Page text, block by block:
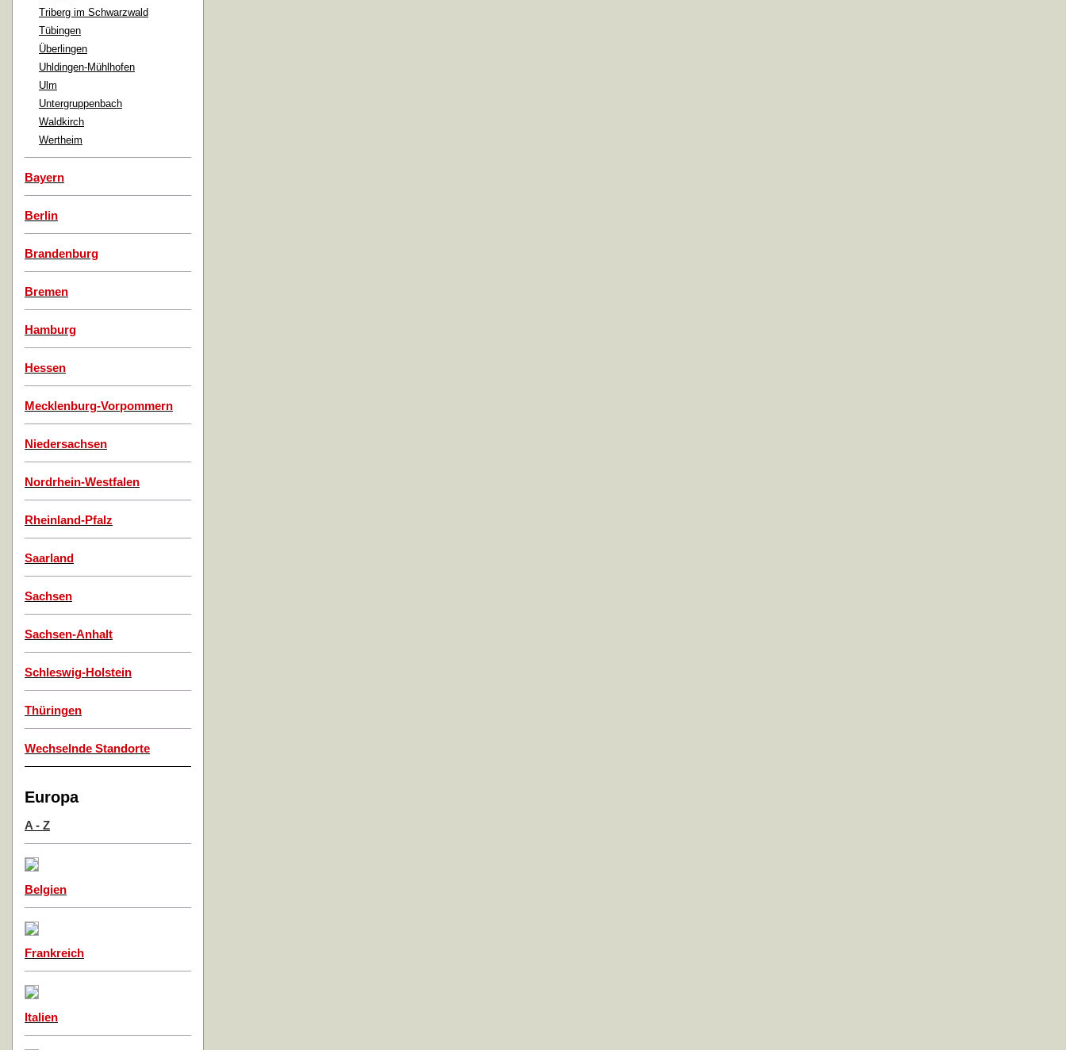
Triberg im Schwarzwald
Tübingen
Überlingen
Uhldingen-Mühlhofen
Ulm
Untergruppenbach
Waldkirch
Wertheim
Bayern
Berlin
Brandenburg
Bremen
Hamburg
Hessen
Mecklenburg-Vorpommern
Niedersachsen
Nordrhein-Westfalen
Rheinland-Pfalz
Saarland
Sachsen
Sachsen-Anhalt
Schleswig-Holstein
Thüringen
Wechselnde Standorte
Europa
A - Z
Belgien
Frankreich
Italien